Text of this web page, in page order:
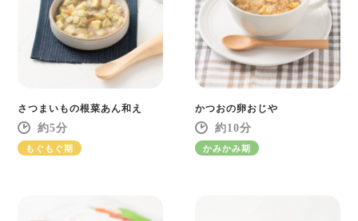
さつまいもの根菜あん和え
5
もぐもぐ期
かつおの卵おじや
10
かみかみ期